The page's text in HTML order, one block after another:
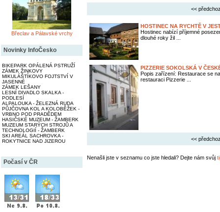
Břeclav a Pálavské vrchy
Novinky InfoČesko
BIKEPARK OPÁLENÁ PSTRUŽÍ
ZÁMEK ŽINKOVY
MIKULÁŠTÍKOVO FOJTSTVÍ V
JASENNÉ
ZÁMEK LEŠANY
LESNÍ DIVADLO SKALKA -
PODLESÍ
ALPALOUKA - ŽELEZNÁ RUDA
PŮJČOVNA KOL A KOLOBĚŽEK -
VRBNO POD PRADĚDEM
HASIČSKÉ MUZEUM - ŽAMBERK
MUZEUM STARÝCH STROJŮ A
TECHNOLOGIÍ - ŽAMBERK
SKI AREÁL SACHROVKA -
ROKYTNICE NAD JIZEROU
Počasí v ČR
<<
HOSTINEC NA RYCHTĚ V
Hostinec nabízí příjemné
dlouhé roky žil ...
PIZZERIE SOKOLSKÁ V
Popis zařízení: Restaurace se
restauraci Pizzerie ...
<<
Nenašli jste v seznamu co jste hledali? Dejte nám svůj